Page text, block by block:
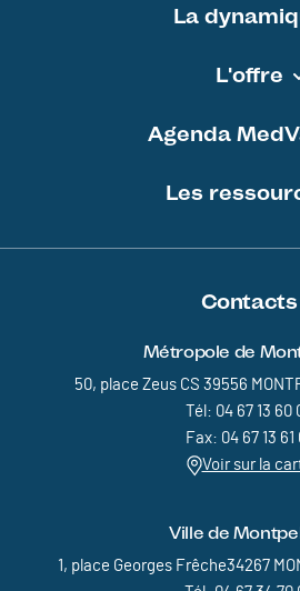
Pied
La
L'offre
Agenda
Les
Contacts
Métropole de
50, place Zeus CS 39556
Tél: 04 67 13 60
Fax: 04 67 13 61
Voir sur la
Ville de
1, place Georges Frêche34267